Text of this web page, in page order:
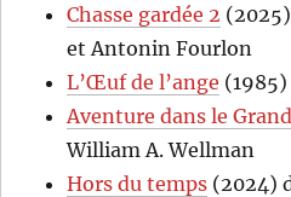
Chasse gardée 2
et Antonin Fourlon
L’Œuf de l’ange
Aventure dans le
William A. Wellman
Hors du temps (2024)